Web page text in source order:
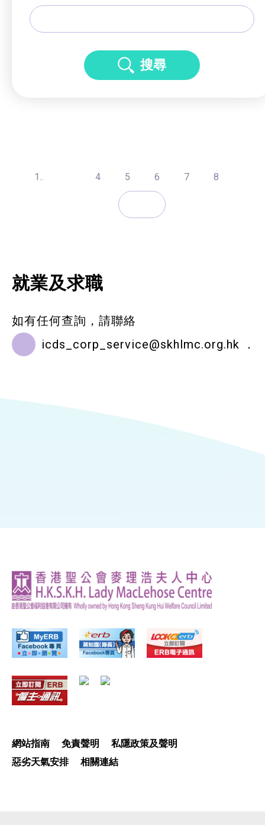
搜尋
1.. 4 5 6 7 8
就業及求職
如有任何查詢，請聯絡
icds_corp_service@skhlmc.org.hk ．
網站指南 免責聲明
私隱政策及聲明
惡劣天氣安排
相關連結